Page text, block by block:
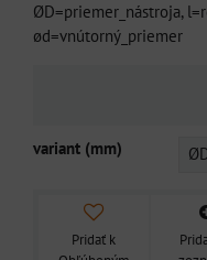
ØD=priemer_nástroja,
ød=vnútorný_priemer
variant (mm)
Pridať k